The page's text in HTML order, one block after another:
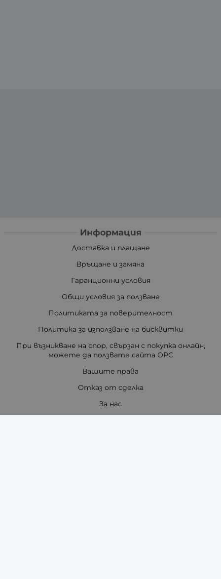
Информация
Доставка и плащане
Връщане и замяна
Гаранционни условия
Общи условия за ползване
Политиката за поверителност
Политика за използване на бисквитки
При възникване на спор, свързан с покупка онлайн,
можете да ползвате сайта ОРС
Вашите права
Отказ от сделка
За нас